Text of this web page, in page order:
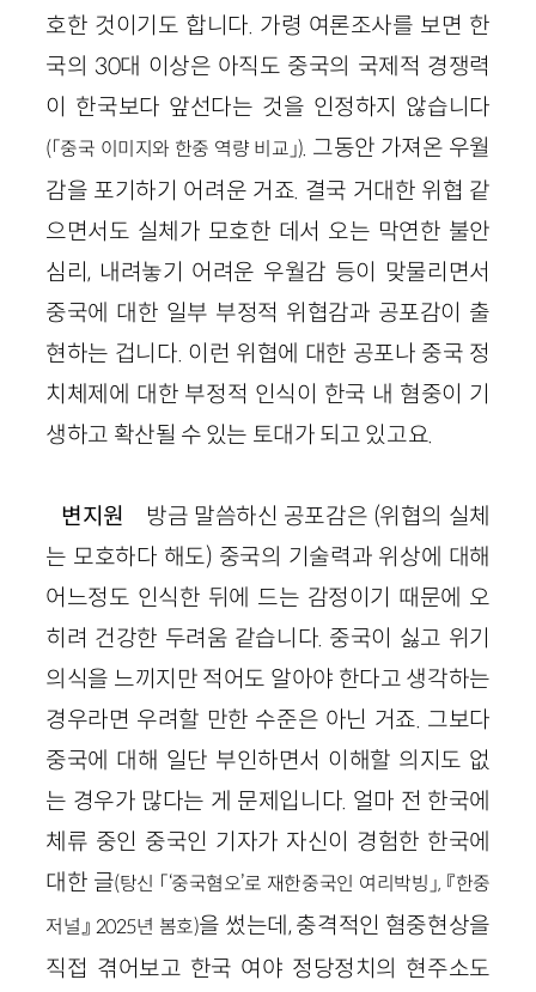
호한 것이기도 합니다. 가령 여론조사를 보면 한
국의 30대 이상은 아직도 중국의 국제적 경쟁력
이 한국보다 앞선다는 것을 인정하지 않습니다
(「중국 이미지와 한중 역량 비교」). 그동안 가져온 우월
감을 포기하기 어려운 거죠. 결국 거대한 위협 같
으면서도 실체가 모호한 데서 오는 막연한 불안
심리, 내려놓기 어려운 우월감 등이 맞물리면서
중국에 대한 일부 부정적 위협감과 공포감이 출
현하는 겁니다. 이런 위협에 대한 공포나 중국 정
치체제에 대한 부정적 인식이 한국 내 혐중이 기
생하고 확산될 수 있는 토대가 되고 있고요.
변지원 방금 말씀하신 공포감은 (위협의 실체
는 모호하다 해도) 중국의 기술력과 위상에 대해
어느정도 인식한 뒤에 드는 감정이기 때문에 오
히려 건강한 두려움 같습니다. 중국이 싫고 위기
의식을 느끼지만 적어도 알아야 한다고 생각하는
경우라면 우려할 만한 수준은 아닌 거죠. 그보다
중국에 대해 일단 부인하면서 이해할 의지도 없
는 경우가 많다는 게 문제입니다. 얼마 전 한국에
체류 중인 중국인 기자가 자신이 경험한 한국에
대한 글(탕신 「‘중국혐오’로 재한중국인 여리박빙」, 『한중
저널』 2025년 봄호)을 썼는데, 충격적인 혐중현상을
직접 겪어보고 한국 여야 정당정치의 현주소도